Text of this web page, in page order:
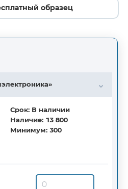
образец
Срок: В наличии
Наличие: 13 800
Минимум:300